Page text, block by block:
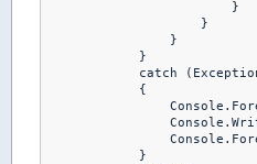
                        }
                    }
                }
            }
catch
            {
            }